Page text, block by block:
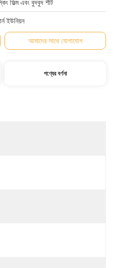
ফিল্ম এবং বুদবুদ শীট
ইউনিয়ন
আমাদের সাথে যোগাযোগ
পণ্যের বর্ণনা